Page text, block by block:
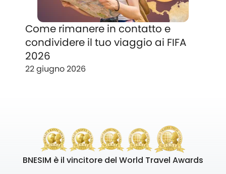
Come rimanere in contatto e
condividere il tuo viaggio ai FIFA
2026
22 giugno 2026
BNESIM è il vincitore del World Travel Awards